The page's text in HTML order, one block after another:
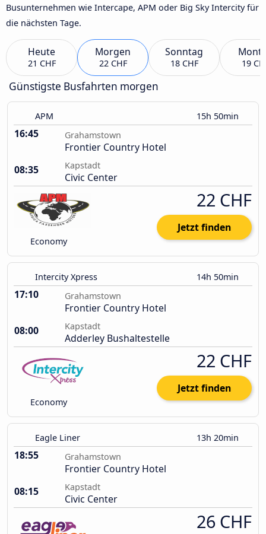
Busunternehmen wie Intercape, APM oder Big Sky Intercity für
die nächsten Tage.
Heute
21 CHF
Morgen
22 CHF
Sonntag
18 CHF 19
Günstigste Busfahrten morgen
APM 15h 50min
16:45 Grahamstown
Frontier Country Hotel
08:35
Kapstadt
Civic Center
Economy
22 CHF
Jetzt finden
Intercity Xpress 14h 50min
17:10 Grahamstown
Frontier Country Hotel
08:00
Kapstadt
Adderley Bushaltestelle
Economy
22 CHF
Jetzt finden
Eagle Liner 13h 20min
18:55 Grahamstown
Frontier Country Hotel
08:15
Kapstadt
Civic Center
26 CHF